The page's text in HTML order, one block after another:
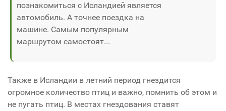
познакомиться с Исландией является
автомобиль. А точнее поездка на
машине. Самым популярным
маршрутом самостоят...
Также в Исландии в летний период гнездится
огромное количество птиц и важно, помнить об этом и
не пугать птиц. В местах гнездования ставят